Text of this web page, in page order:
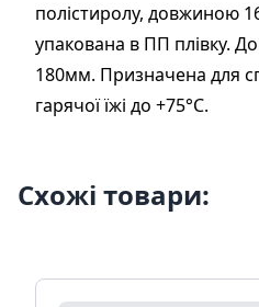
полістиролу, довжиною
упакована в ПП плівку.
180мм. Призначена для
гарячої їжі до +75°С.
Схожі товари: